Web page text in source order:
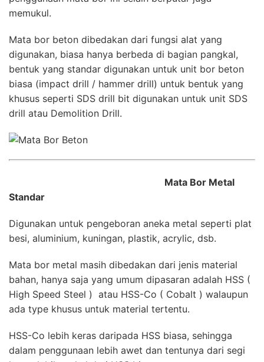
memukul.
Mata bor beton dibedakan dari fungsi alat yang
digunakan, biasa hanya berbeda di bagian pangkal,
bentuk yang standar digunakan untuk unit bor beton
biasa (impact drill / hammer drill) untuk bentuk yang
khusus seperti SDS drill bit digunakan untuk unit SDS
drill atau Demolition Drill.
Mata Bor Metal
Standar
Digunakan untuk pengeboran aneka metal seperti plat
besi, aluminium, kuningan, plastik, acrylic, dsb.
Mata bor metal masih dibedakan dari jenis material
bahan, hanya saja yang umum dipasaran adalah HSS (
High Speed Steel ) atau HSS-Co ( Cobalt ) walaupun
ada type khusus untuk material tertentu.
HSS-Co lebih keras daripada HSS biasa, sehingga
dalam penggunaan lebih awet dan tentunya dari segi